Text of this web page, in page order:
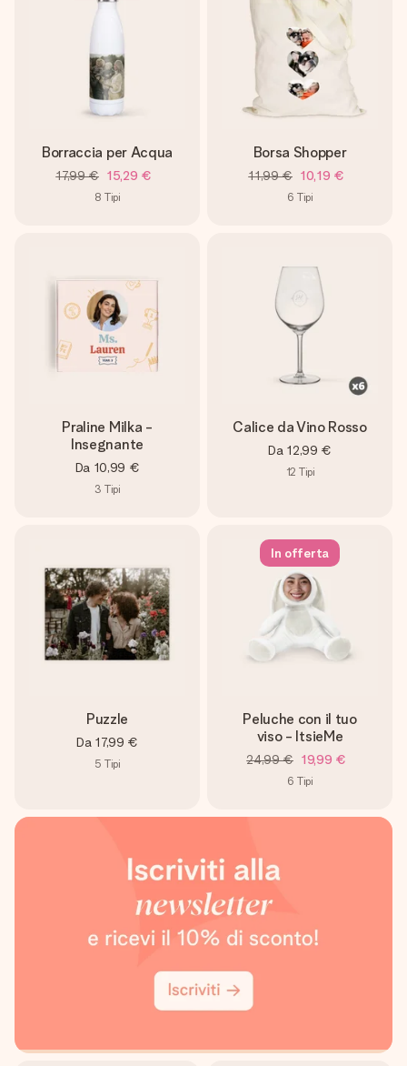
Borraccia per Acqua
17,99 € 15,29 €
8 Tipi
Borsa Shopper
11,99 € 10,19 €
6 Tipi
Praline Milka -
Insegnante
Da 10,99 €
3 Tipi
Calice da Vino Rosso
Da 12,99 €
12 Tipi
Puzzle
Da 17,99 €
5 Tipi
In offerta
Peluche con il tuo
viso - ItsieMe
24,99 € 19,99 €
6 Tipi